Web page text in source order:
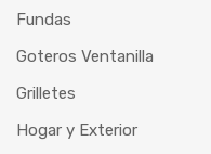
Fundas
Goteros Ventanilla
Grilletes
Hogar y Exterior